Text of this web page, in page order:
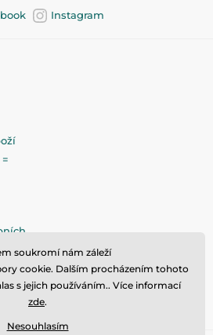
Instagram
soukromí nám záleží
cookie. Dalším procházením tohoto
s jejich používáním.. Více informací
zde.
Nesouhlasím